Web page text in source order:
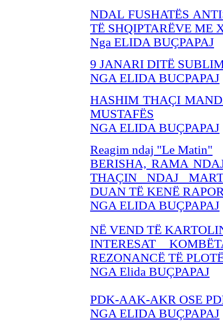
NDAL FUSHATËS
TË SHQIPTARËVE ME
Nga ELIDA BUÇPAPAJ
9 JANARI DITË
NGA ELIDA BUCPAPAJ
HASHIM THAÇI
MUSTAFËS
NGA ELIDA BUÇPAPAJ
Reagim ndaj "Le Matin"
BERISHA, RAMA
THAÇIN NDAJ
DUAN TË KENË
NGA ELIDA BUÇPAPAJ
NË VEND TË
INTERESAT
REZONANCË TË
NGA Elida BUÇPAPAJ
PDK-AAK-AKR OSE
NGA ELIDA BUÇPAPAJ